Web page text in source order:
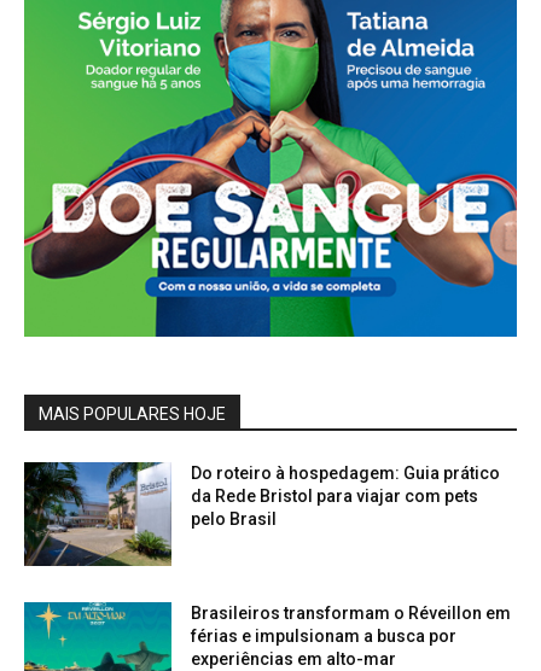
MAIS POPULARES HOJE
Do roteiro à hospedagem: Guia prático
da Rede Bristol para viajar com pets
pelo Brasil
Brasileiros transformam o Réveillon em
férias e impulsionam a busca por
experiências em alto-mar